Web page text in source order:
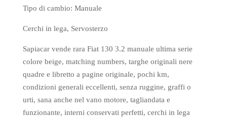
Tipo di cambio: Manuale
Cerchi in lega, Servosterzo
Sapiacar vende rara Fiat 130 3.2 manuale ultima serie
colore beige, matching numbers, targhe originali nere
quadre e libretto a pagine originale, pochi km,
condizioni generali eccellenti, senza ruggine, graffi o
urti, sana anche nel vano motore, tagliandata e
funzionante, interni conservati perfetti, cerchi in lega